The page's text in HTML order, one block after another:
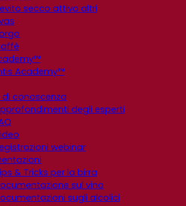
secco attivo altri
Academy™
conoscenza
degli esperti
webinar
& Tricks per la birra
sul vino
sugli alcolici